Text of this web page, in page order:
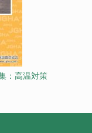
：高温対策